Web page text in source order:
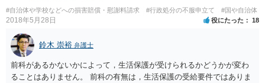
#自治体や学校などへの損害賠償・慰謝料請求 #行政処分の不服申立て #国や自治体
2018年5月28日 役にたった 18
鈴木 崇裕 弁護士
前科があるかないかによって，生活保護が受けられるかどうかが変わ
ることはありません。 前科の有無は，生活保護の受給要件ではありま